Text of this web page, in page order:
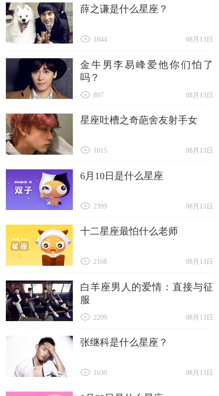
薛之谦是什么星座？
08月13日
1844
金牛男李易峰爱他你们怕了
吗？
08月13日
897
星座吐槽之奇葩舍友射手女
08月13日
1015
6月10日是什么星座
08月13日
2399
十二星座最怕什么老师
08月13日
2108
白羊座男人的爱情：直接与征
服
08月13日
2209
张继科是什么星座？
08月13日
1630